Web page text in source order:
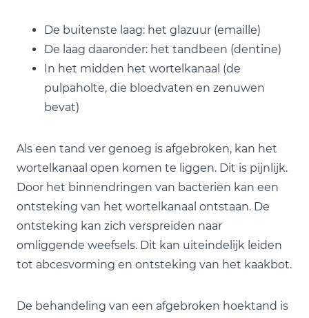
De buitenste laag: het glazuur (emaille)
De laag daaronder: het tandbeen (dentine)
In het midden het wortelkanaal (de
pulpaholte, die bloedvaten en zenuwen
bevat)
Als een tand ver genoeg is afgebroken, kan het
wortelkanaal open komen te liggen. Dit is pijnlijk.
Door het binnendringen van bacteriën kan een
ontsteking van het wortelkanaal ontstaan. De
ontsteking kan zich verspreiden naar
omliggende weefsels. Dit kan uiteindelijk leiden
tot abcesvorming en ontsteking van het kaakbot.
De behandeling van een afgebroken hoektand is